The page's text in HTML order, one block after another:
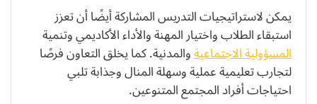
يمكن لاستراتيجيات التدريس المشاركة أيضًا أن تعزز
استبقاء الطلاب واختيار المهنة والأداء الأكاديمي وتنمية
المسؤولية الاجتماعيةوالمدنية. كما يخلق التعاون فرصًا
لتجارب تعليمية عملية وسهلة المنال وجذابة تلبي
احتياجات أفراد المجتمع المتنوعين.